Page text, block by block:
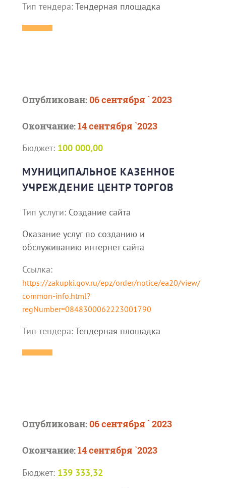
Тип тендера:Тендерная площадка
Опубликован:06 сентября ` 2023
Окончание:14 сентября `2023
Бюджет: 100 000,00
МУНИЦИПАЛЬНОЕ КАЗЕННОЕ
УЧРЕЖДЕНИЕ ЦЕНТР ТОРГОВ
Тип услуги: Создание сайта
Оказание услуг по созданию и
обслуживанию интернет сайта
Ссылка:
https://zakupki.gov.ru/epz/order/notice/ea20/view/
common-info.html?
regNumber=0848300062223001790
Тип тендера:Тендерная площадка
Опубликован:06 сентября ` 2023
Окончание:14 сентября `2023
Бюджет: 139 333,32